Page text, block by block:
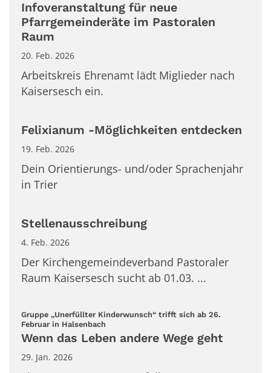
Infoveranstaltung für neue
Pfarrgemeinderäte im Pastoralen
Raum
20. Feb. 2026
Arbeitskreis Ehrenamt lädt Miglieder nach
Kaisersesch ein.
Felixianum -Möglichkeiten entdecken
19. Feb. 2026
Dein Orientierungs- und/oder Sprachenjahr
in Trier
Stellenausschreibung
4. Feb. 2026
Der Kirchengemeindeverband Pastoraler
Raum Kaisersesch sucht ab 01.03. ...
Gruppe „Unerfüllter Kinderwunsch“ trifft sich ab 26.
Februar in Halsenbach
Wenn das Leben andere Wege geht
29. Jan. 2026